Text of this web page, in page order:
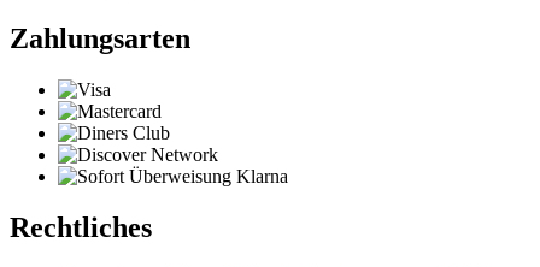
Zahlungsarten
Rechtliches